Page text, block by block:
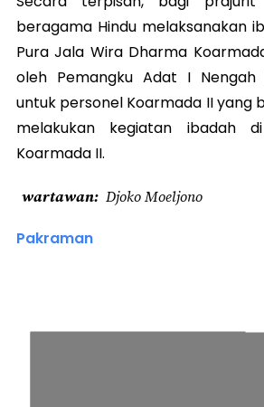
beragama Hindu melaksanakan
Pura Jala Wira Dharma
oleh Pemangku Adat I Nengah
untuk personel Koarmada II yang
melakukan kegiatan ibadah
Koarmada II.
wartawan Djoko Moeljono
Pakraman